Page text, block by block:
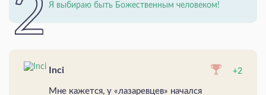
Я выбираю быть Божественным человеком!
Inci +2
Мне кажется, у «лазаревцев» начался